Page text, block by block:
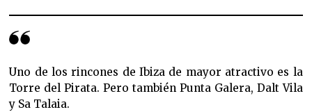
Uno de los rincones de Ibiza de mayor atractivo es la
Torre del Pirata. Pero también Punta Galera, Dalt Vila
y Sa Talaia.